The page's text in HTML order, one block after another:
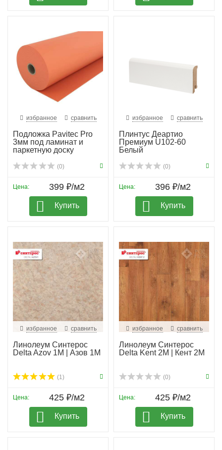
избранное сравнить
Подложка Pavitec Pro
3мм под ламинат и
паркетную доску
(0)
Цена: 399 ₽/м2
Купить
избранное сравнить
Плинтус Деартио
Премиум U102-60
Белый
(0)
Цена: 396 ₽/м2
Купить
избранное сравнить
Линолеум Синтерос
Delta Azov 1M | Азов 1М
(1)
Цена: 425 ₽/м2
Купить
избранное сравнить
Линолеум Синтерос
Delta Kent 2M | Кент 2М
(0)
Цена: 425 ₽/м2
Купить